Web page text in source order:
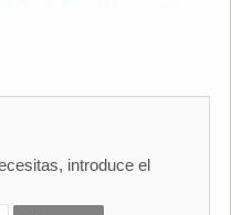
introduce el